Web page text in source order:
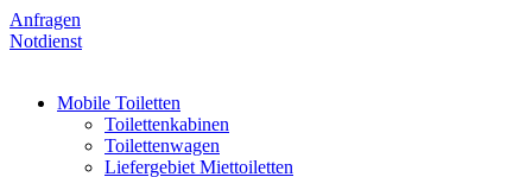
Anfragen
Notdienst
Mobile Toiletten
Toilettenkabinen
Toilettenwagen
Liefergebiet Miettoiletten